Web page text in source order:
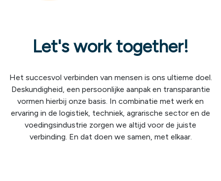
Let's work together!
Het succesvol verbinden van mensen is ons ultieme doel.
Deskundigheid, een persoonlijke aanpak en transparantie
vormen hierbij onze basis. In combinatie met werk en
ervaring in de logistiek, techniek, agrarische sector en de
voedingsindustrie zorgen we altijd voor de juiste
verbinding. En dat doen we samen, met elkaar.